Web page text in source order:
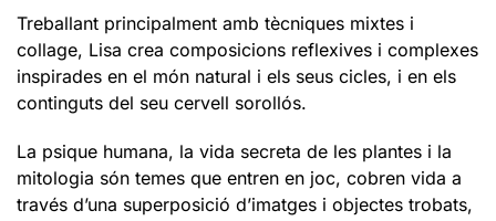
Treballant principalment amb tècniques mixtes i
collage, Lisa crea composicions reflexives i complexes
inspirades en el món natural i els seus cicles, i en els
continguts del seu cervell sorollós.
La psique humana, la vida secreta de les plantes i la
mitologia són temes que entren en joc, cobren vida a
través d’una superposició d’imatges i objectes trobats,